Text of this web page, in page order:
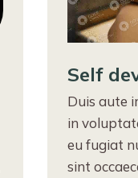
Self
Duis aute
in
eu fugiat
sint